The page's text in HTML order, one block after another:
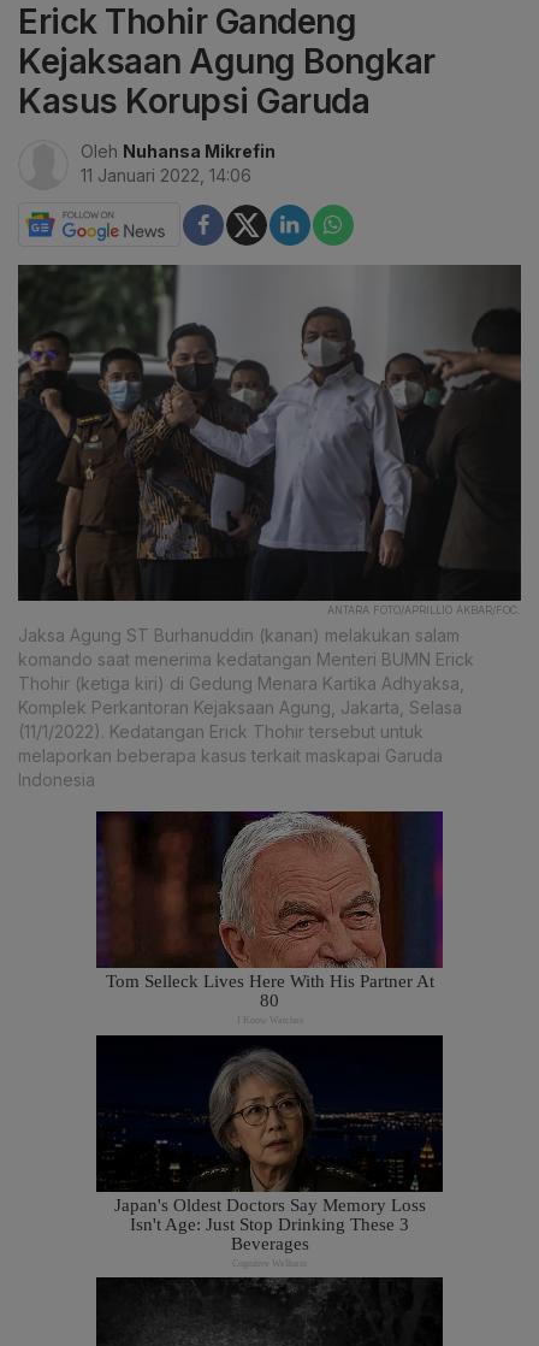
Erick Thohir Gandeng
Kejaksaan Agung Bongkar
Kasus Korupsi Garuda
Oleh Nuhansa Mikrefin
11 Januari 2022, 14:06
ANTARA FOTO/APRILLIO AKBAR/FOC.
Jaksa Agung ST Burhanuddin (kanan) melakukan salam
komando saat menerima kedatangan Menteri BUMN Erick
Thohir (ketiga kiri) di Gedung Menara Kartika Adhyaksa,
Komplek Perkantoran Kejaksaan Agung, Jakarta, Selasa
(11/1/2022). Kedatangan Erick Thohir tersebut untuk
melaporkan beberapa kasus terkait maskapai Garuda
Indonesia